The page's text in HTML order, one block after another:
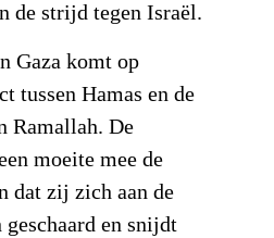
de strijd tegen Israël.
Gaza komt op
tussen Hamas en de
Ramallah. De
moeite mee de
dat zij zich aan de
en snijdt